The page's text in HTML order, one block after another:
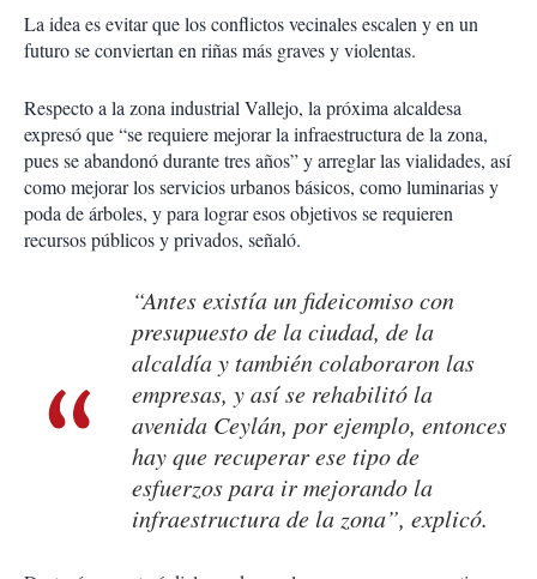
La idea es evitar que los conflictos vecinales escalen y en un
futuro se conviertan en riñas más graves y violentas.
Respecto a la zona industrial Vallejo, la próxima alcaldesa
expresó que “se requiere mejorar la infraestructura de la zona,
pues se abandonó durante tres años” y arreglar las vialidades, así
como mejorar los servicios urbanos básicos, como luminarias y
poda de árboles, y para lograr esos objetivos se requieren
recursos públicos y privados, señaló.
“Antes existía un fideicomiso con
presupuesto de la ciudad, de la
alcaldía y también colaboraron las
empresas, y así se rehabilitó la
avenida Ceylán, por ejemplo, entonces
hay que recuperar ese tipo de
esfuerzos para ir mejorando la
infraestructura de la zona”, explicó.